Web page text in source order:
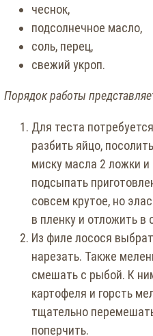
чеснок,
подсолнечное масло,
соль, перец,
свежий укроп.
Порядок работы
Для теста
разбить яйцо,
миску масла 2 ложки
подсыпать
совсем крутое, но
в пленку и отложить в
Из филе лосося
нарезать. Также
смешать с рыбой. К
картофеля и горсть
тщательно
поперчить.